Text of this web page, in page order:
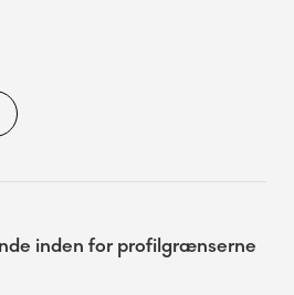
inden for profilgrænserne